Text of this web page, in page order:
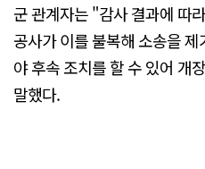
군 관계자는 "감사 결과에 따
공사가 이를 불복해 소송을
야 후속 조치를 할 수 있어 개
말했다.